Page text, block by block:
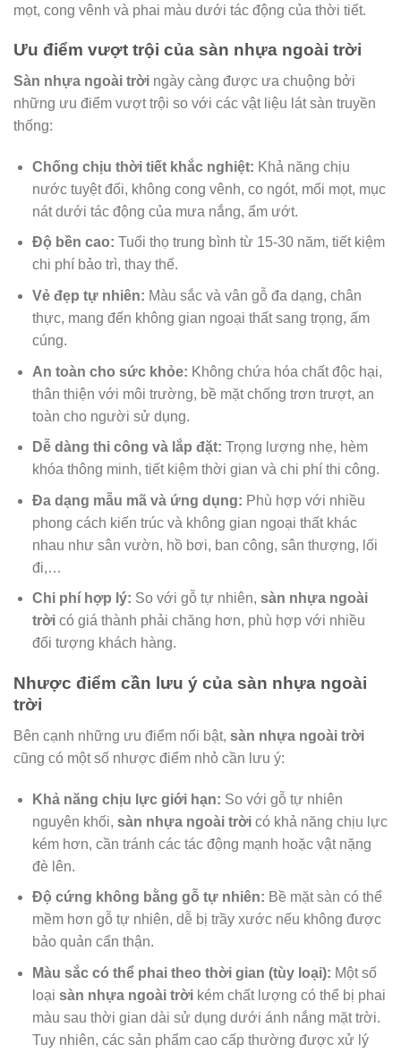
mọt, cong vênh và phai màu dưới tác động của thời tiết.
Ưu điểm vượt trội của sàn nhựa ngoài trời
Sàn nhựa ngoài trời ngày càng được ưa chuộng bởi
những ưu điểm vượt trội so với các vật liệu lát sàn truyền
thống:
Chống chịu thời tiết khắc nghiệt: Khả năng chịu
nước tuyệt đối, không cong vênh, co ngót, mối mọt, mục
nát dưới tác động của mưa nắng, ẩm ướt.
Độ bền cao: Tuổi thọ trung bình từ 15-30 năm, tiết kiệm
chi phí bảo trì, thay thế.
Vẻ đẹp tự nhiên: Màu sắc và vân gỗ đa dạng, chân
thực, mang đến không gian ngoại thất sang trọng, ấm
cúng.
An toàn cho sức khỏe: Không chứa hóa chất độc hại,
thân thiện với môi trường, bề mặt chống trơn trượt, an
toàn cho người sử dụng.
Dễ dàng thi công và lắp đặt: Trọng lượng nhẹ, hèm
khóa thông minh, tiết kiệm thời gian và chi phí thi công.
Đa dạng mẫu mã và ứng dụng: Phù hợp với nhiều
phong cách kiến trúc và không gian ngoại thất khác
nhau như sân vườn, hồ bơi, ban công, sân thượng, lối
đi,…
Chi phí hợp lý: So với gỗ tự nhiên, sàn nhựa ngoài
trờicó giá thành phải chăng hơn, phù hợp với nhiều
đối tượng khách hàng.
Nhược điểm cần lưu ý của sàn nhựa ngoài
trời
Bên cạnh những ưu điểm nổi bật, sàn nhựa ngoài trời
cũng có một số nhược điểm nhỏ cần lưu ý:
Khả năng chịu lực giới hạn: So với gỗ tự nhiên
nguyên khối, sàn nhựa ngoài trờicó khả năng chịu lực
kém hơn, cần tránh các tác động mạnh hoặc vật nặng
đè lên.
Độ cứng không bằng gỗ tự nhiên: Bề mặt sàn có thể
mềm hơn gỗ tự nhiên, dễ bị trầy xước nếu không được
bảo quản cẩn thận.
Màu sắc có thể phai theo thời gian (tùy loại): Một số
loại sàn nhựa ngoài trờikém chất lượng có thể bị phai
màu sau thời gian dài sử dụng dưới ánh nắng mặt trời.
Tuy nhiên, các sản phẩm cao cấp thường được xử lý